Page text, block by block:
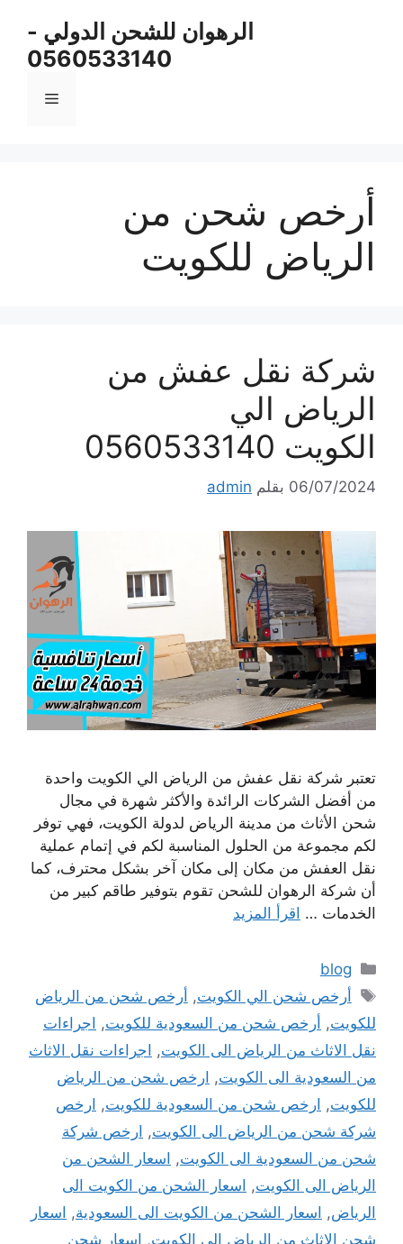
الرهوان للشحن الدولي -
0560533140
القائمة
أرخص شحن من
الرياض للكويت
شركة نقل عفش من
الرياض الي
الكويت 0560533140
06/07/2024 بقلم admin
تعتبر شركة نقل عفش من الرياض الي الكويت واحدة
من أفضل الشركات الرائدة والأكثر شهرة في مجال
شحن الأثاث من مدينة الرياض لدولة الكويت، فهي توفر
لكم مجموعة من الحلول المناسبة لكم في إتمام عملية
نقل العفش من مكان إلى مكان آخر بشكل محترف، كما
أن شركة الرهوان للشحن تقوم بتوفير طاقم كبير من
الخدمات … اقرأ المزيد
التصنيفات
blog
الوسوم
أرخص شحن الي الكويت, أرخص شحن من الرياض
للكويت, أرخص شحن من السعودية للكويت, اجراءات
نقل الاثاث من الرياض الى الكويت, اجراءات نقل الاثاث
من السعودية الى الكويت, ارخص شحن من الرياض
للكويت, ارخص شحن من السعودية للكويت, ارخص
شركة شحن من الرياض الى الكويت, ارخص شركة
شحن من السعودية الى الكويت, اسعار الشحن من
الرياض الى الكويت, اسعار الشحن من الكويت الى
الرياض, اسعار الشحن من الكويت الى السعودية, اسعار
شحن الاثاث من الرياض الى الكويت, اسعار شحن